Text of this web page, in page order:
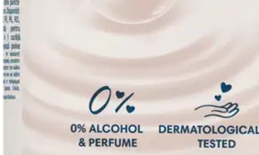
Tuotearvioiden keskiarvo
Julkaisemme tuotearvioita vain varmistetuista ostoksista. Niitä voivat